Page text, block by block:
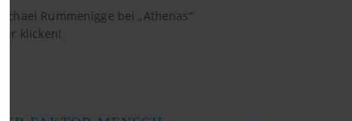
Michael Rummenigge bei „Athenas“
Hier klicken!